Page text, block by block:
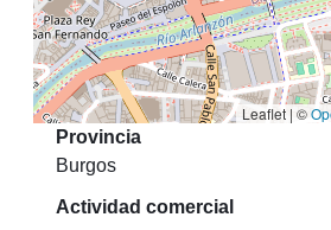
Leaflet | ©
Provincia
Burgos
Actividad comercial